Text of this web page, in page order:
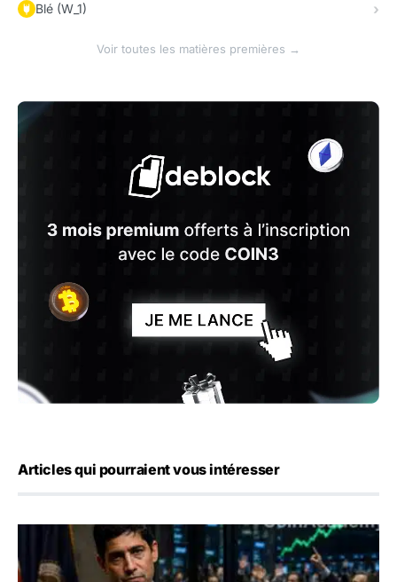
Blé (W_1)
Voir toutes les matières premières →
Articles qui pourraient vous intéresser
Emploi américain : 23 000 postes détruits en juillet, les